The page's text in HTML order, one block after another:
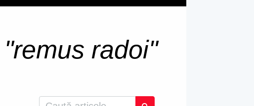
"remus radoi"